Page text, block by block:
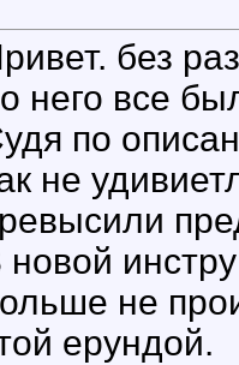
без
него все
по
не
новой
не
ерундой.